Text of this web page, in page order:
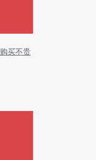
买不贵